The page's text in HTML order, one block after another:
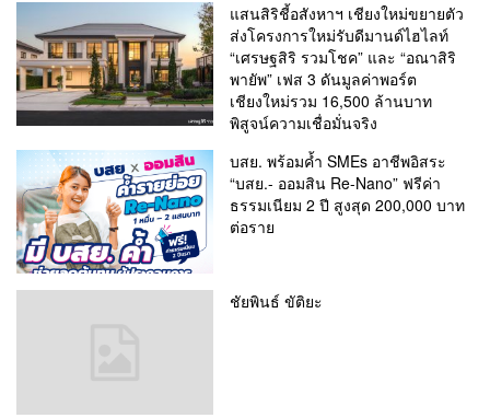
แสนสิริชี้อสังหาฯ เชียงใหม่ขยายตัว
ส่งโครงการใหม่รับดีมานด์ไฮไลท์
“เศรษฐสิริ รวมโชค” และ “อณาสิริ
พายัพ” เฟส 3 ดันมูลค่าพอร์ต
เชียงใหม่รวม 16,500 ล้านบาท
พิสูจน์ความเชื่อมั่นจริง
บสย. พร้อมค้ำ SMEs อาชีพอิสระ
“บสย.- ออมสิน Re-Nano” ฟรีค่า
ธรรมเนียม 2 ปี สูงสุด 200,000 บาท
ต่อราย
ชัยพินธ์ ขัติยะ